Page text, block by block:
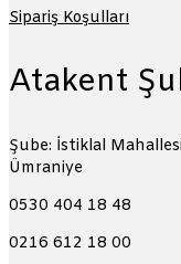
Sipariş Koşulları
Atakent
Şube: İstiklal
Ümraniye
0530 404 18 48
0216 612 18 00